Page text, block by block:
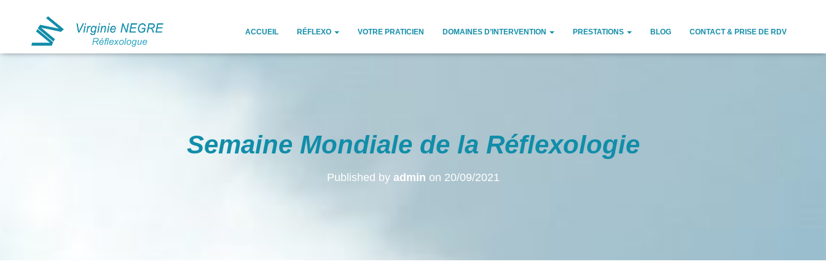
ACCUEIL RÉFLEXO VOTRE PRATICIEN DOMAINES D’INTERVENTION PRESTATIONS BLOG CONTACT & PRISE DE RDV
Semaine Mondiale de la Réflexologie
Published by admin on 20/09/2021